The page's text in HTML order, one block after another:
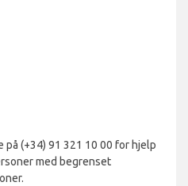
(+34) 91 321 10 00 for hjelp
med begrenset